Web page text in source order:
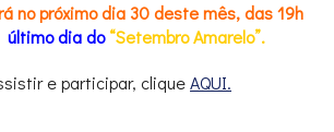
no próximo dia 30 deste mês, das 19h
último dia do “Setembro Amarelo”.
e participar, cliqueAQUI.